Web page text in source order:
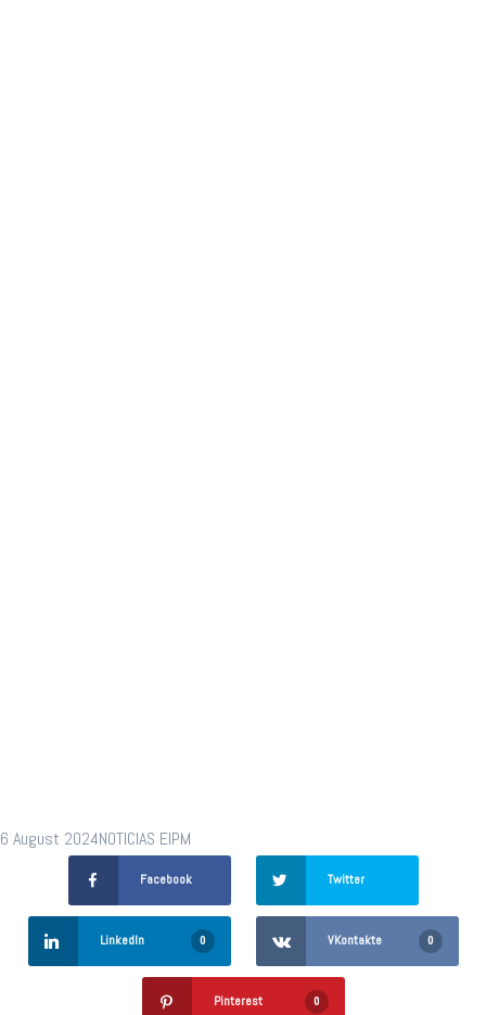
6 August 2024NOTICIAS EIPM
Facebook Twitter
LinkedIn 0 VKontakte 0
Pinterest 0